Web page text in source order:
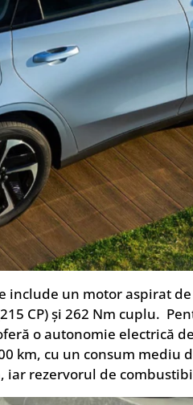
include un motor aspirat
CP) și 262 Nm cuplu.
o autonomie electrică
km, cu un consum
rezervorul de